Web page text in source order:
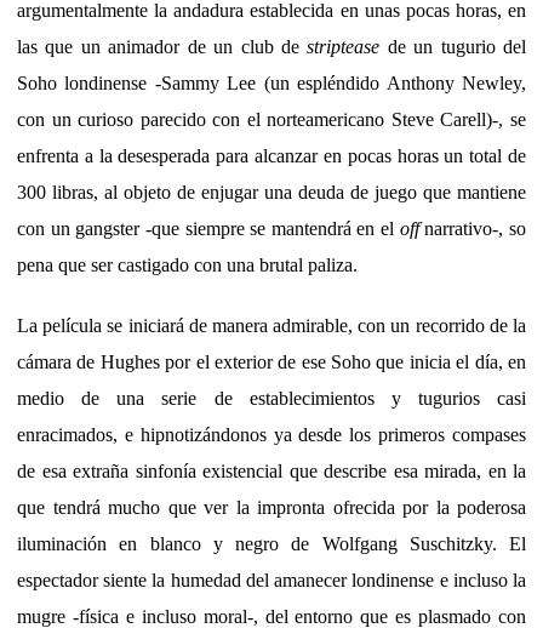
argumentalmente la andadura establecida en unas pocas horas, en
las que un animador de un club destriptease de un tugurio del
Soho londinense -Sammy Lee (un espléndido Anthony Newley,
con un curioso parecido con el norteamericano Steve Carell)-, se
enfrenta a la desesperada para alcanzar en pocas horas un total de
300 libras, al objeto de enjugar una deuda de juego que mantiene
con un gangster -que siempre se mantendrá en el offnarrativo-, so
pena que ser castigado con una brutal paliza.
La película se iniciará de manera admirable, con un recorrido de la
cámara de Hughes por el exterior de ese Soho que inicia el día, en
medio de una serie de establecimientos y tugurios casi
enracimados, e hipnotizándonos ya desde los primeros compases
de esa extraña sinfonía existencial que describe esa mirada, en la
que tendrá mucho que ver la impronta ofrecida por la poderosa
iluminación en blanco y negro de Wolfgang Suschitzky. El
espectador siente la humedad del amanecer londinense e incluso la
mugre -física e incluso moral-, del entorno que es plasmado con